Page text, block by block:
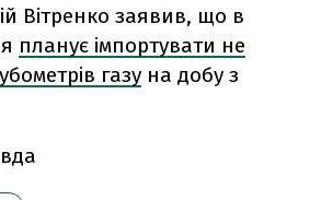
Вітренко заявив, що в
планує імпортувати не
газу на добу з